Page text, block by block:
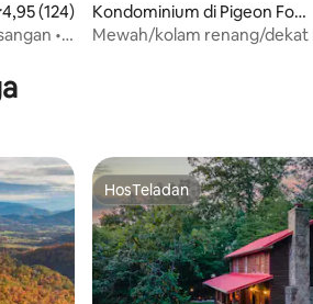
rata-rata 4,95 dari 5, 124 ulasan
4,95 (124)
•
Kondominium di Pigeon For
ge
Mewah/kolam renang/dekat
HosTeladan
HosTeladan